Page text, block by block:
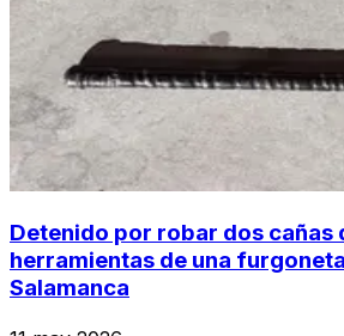
Detenido por robar dos cañas
herramientas de una
Salamanca